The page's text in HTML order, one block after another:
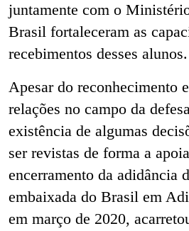
juntamente com o
Brasil fortaleceram as
recebimentos desses alunos.
Apesar do reconhecimento
relações no campo da
existência de algumas
ser revistas de forma a
encerramento da adidância
embaixada do Brasil em
em março de 2020,